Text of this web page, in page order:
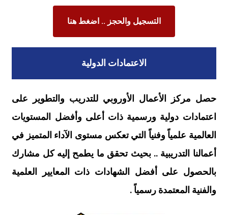
التسجيل والحجز .. اضغط هنا
الاعتمادات الدولية
حصل مركز الأعمال الأوروبي للتدريب والتطوير على
اعتمادات دولية ورسمية ذات أعلى وأفضل المستويات
العالمية علمياً وفنياً التي تعكس مستوى الآداء المتميز في
أعمالنا التدريبية .. بحيث تحقق ما يطمح إليه كل مشارك
بالحصول على أفضل الشهادات ذات المعايير العلمية
والفنية المعتمدة رسمياً .